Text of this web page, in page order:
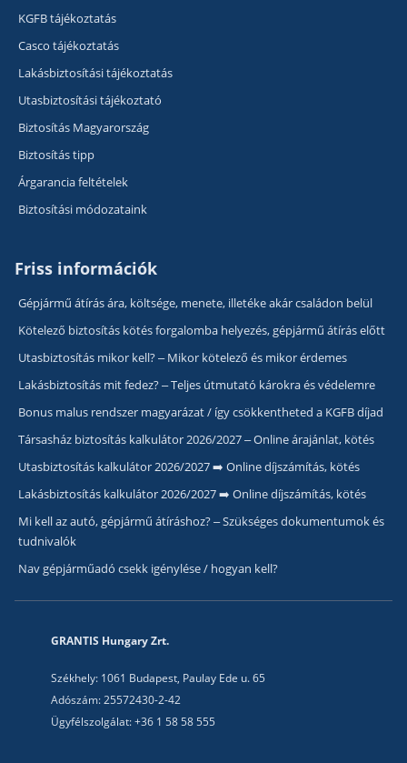
KGFB tájékoztatás
Casco tájékoztatás
Lakásbiztosítási tájékoztatás
Utasbiztosítási tájékoztató
Biztosítás Magyarország
Biztosítás tipp
Árgarancia feltételek
Biztosítási módozataink
Friss információk
Gépjármű átírás ára, költsége, menete, illetéke akár családon belül
Kötelező biztosítás kötés forgalomba helyezés, gépjármű átírás előtt
Utasbiztosítás mikor kell? – Mikor kötelező és mikor érdemes
Lakásbiztosítás mit fedez? – Teljes útmutató károkra és védelemre
Bonus malus rendszer magyarázat / így csökkentheted a KGFB díjad
Társasház biztosítás kalkulátor 2026/2027 – Online árajánlat, kötés
Utasbiztosítás kalkulátor 2026/2027 ➡️ Online díjszámítás, kötés
Lakásbiztosítás kalkulátor 2026/2027 ➡️ Online díjszámítás, kötés
Mi kell az autó, gépjármű átíráshoz? – Szükséges dokumentumok és
tudnivalók
Nav gépjárműadó csekk igénylése / hogyan kell?
GRANTIS Hungary Zrt.
Székhely: 1061 Budapest, Paulay Ede u. 65
Adószám: 25572430-2-42
Ügyfélszolgálat: +36 1 58 58 555